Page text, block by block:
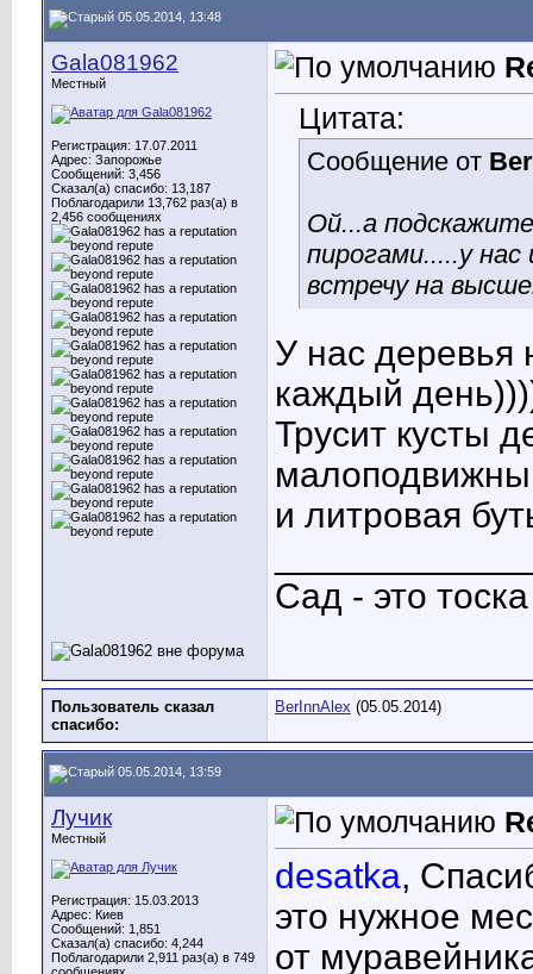
05.05.2014, 13:48
Gala081962
Местный
Регистрация: 17.07.2011
Адрес: Запорожье
Сообщений: 3,456
Сказал(а) спасибо: 13,187
Поблагодарили 13,762 раз(а) в
2,456 сообщениях
Цитата:
Сообщение от
Ой...а
пирогами.....у
встречу на
У нас деревья
каждый
Трусит кусты
и литровая
Сад - это
Пользователь сказал
cпасибо:
BerInnAlex (05.05.2014)
05.05.2014, 13:59
Лучик
Местный
Регистрация: 15.03.2013
Адрес: Киев
Сообщений: 1,851
Сказал(а) спасибо: 4,244
Поблагодарили 2,911 раз(а) в 749
desatka,
это нужное
от